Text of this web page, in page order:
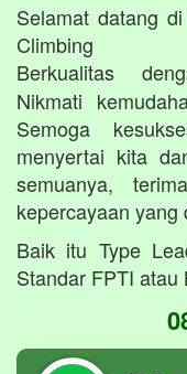
Selamat datang
Berkualitas
Nikmati
Semoga
menyertai kita
semuanya,
kepercayaan
Baik itu Type
Standar FPTI